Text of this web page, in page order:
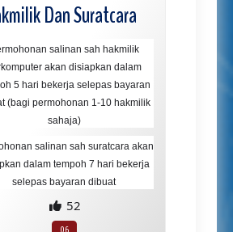
Dan Suratcara
salinan sah hakmilik
akan disiapkan dalam
5 hari bekerja selepas bayaran
(bagi permohonan 1-10 hakmilik
sahaja)
salinan sah suratcara akan
dalam tempoh 7 hari bekerja
selepas bayaran dibuat
52